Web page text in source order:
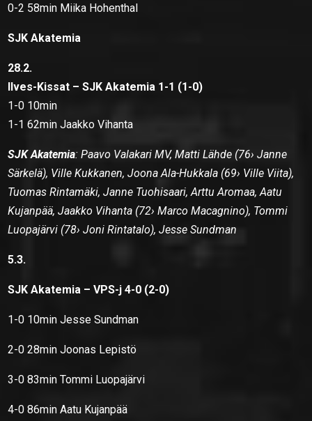
0-2 58min Miika Hohenthal
SJK Akatemia
28.2.
Ilves-Kissat – SJK Akatemia 1-1 (1-0)
1-0 10min
1-1 62min Jaakko Vihanta
SJK Akatemia: Paavo Valakari MV, Matti Lähde (76› Janne
Särkelä), Ville Kukkanen, Joona Ala-Hukkala (69› Ville Viita),
Tuomas Rintamäki, Janne Tuohisaari, Arttu Aromaa, Aatu
Kujanpää, Jaakko Vihanta (72› Marco Macagnino), Tommi
Luopajärvi (78› Joni Rintatalo), Jesse Sundman
5.3.
SJK Akatemia – VPS-j 4-0 (2-0)
1-0 10min Jesse Sundman
2-0 28min Joonas Lepistö
3-0 83min Tommi Luopajärvi
4-0 86min Aatu Kujanpää